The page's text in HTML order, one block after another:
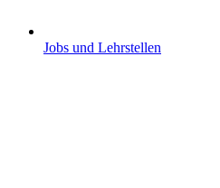
Jobs und Lehrstellen